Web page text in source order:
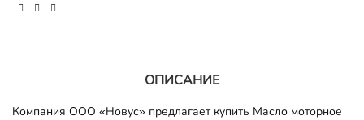
ОПИСАНИЕ
Компания ООО «Новус» предлагает купить Масло моторное